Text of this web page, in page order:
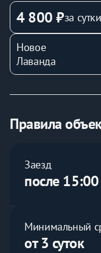
комфорта,
для отдыха. Мы
белье, полотенца
наполнят ваше
Как добраться.
От аэропорта
воспользоваться
приехали к нам на
доступности
проезжей части
Я рада своим
4 800 ₽за сутки
Новое
Лаванда
Правила
Заезд
после 15:00
Минимальный
от 3 суток